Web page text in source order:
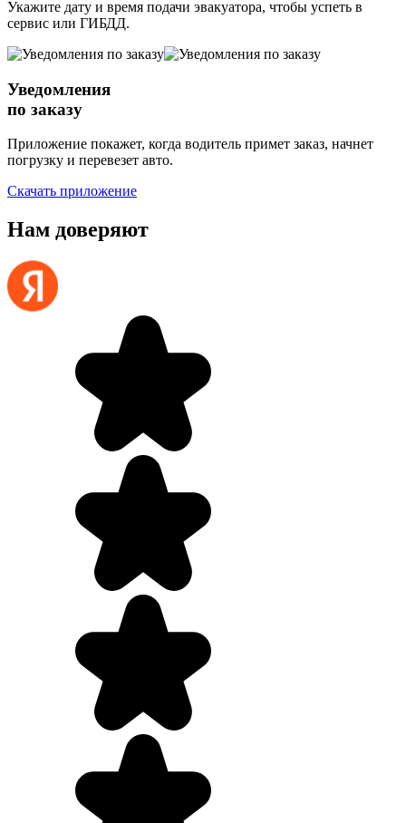
Укажите дату и время подачи эвакуатора, чтобы успеть в
сервис или ГИБДД.
Уведомления
по заказу
Приложение покажет, когда водитель примет заказ, начнет
погрузку и перевезет авто.
Скачать приложение
Нам доверяют